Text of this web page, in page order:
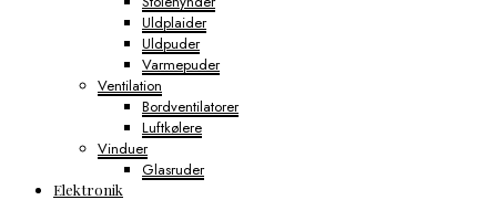
Uldplaider
Uldpuder
Varmepuder
Ventilation
Bordventilatorer
Luftkølere
Vinduer
Glasruder
Elektronik